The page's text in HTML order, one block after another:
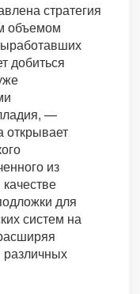
стратегия
объемом
добиться
—
из
для
систем на